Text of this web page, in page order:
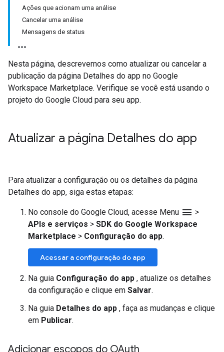
Ações que acionam uma análise
Cancelar uma análise
Mensagens de status
Nesta página, descrevemos como atualizar ou cancelar a
publicação da página Detalhes do app no Google
Workspace Marketplace. Verifique se você está usando o
projeto do Google Cloud para seu app.
Atualizar a página Detalhes do app
Para atualizar a configuração ou os detalhes da página
Detalhes do app, siga estas etapas:
No console do Google Cloud, acesse Menu menu >
APIs e serviços > SDK do Google Workspace
Marketplace > Configuração do app.
Acessar a configuração do app
Na guia Configuração do app , atualize os detalhes
da configuração e clique em Salvar.
Na guia Detalhes do app , faça as mudanças e clique
em Publicar.
Adicionar escopos do OAuth